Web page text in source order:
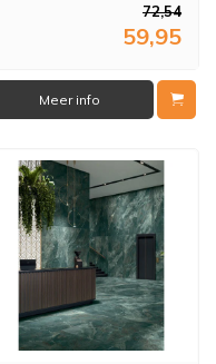
72,54
59,95
Meer info